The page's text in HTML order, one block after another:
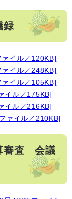
録
イル／120KB]
イル／248KB]
イル／105KB]
イル／175KB]
イル／216KB]
ァイル／210KB]
審査 会議